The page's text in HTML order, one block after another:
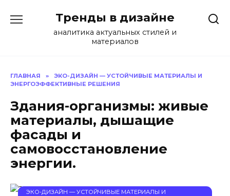
содержанию
Тренды в дизайне
аналитика актуальных стилей и
материалов
ГЛАВНАЯ »
ЭКО-ДИЗАЙН — УСТОЙЧИВЫЕ МАТЕРИАЛЫ И
ЭНЕРГОЭФФЕКТИВНЫЕ РЕШЕНИЯ
Здания-организмы: живые
материалы, дышащие
фасады и
самовосстановление
энергии.
ЭКО-ДИЗАЙН — УСТОЙЧИВЫЕ МАТЕРИАЛЫ И